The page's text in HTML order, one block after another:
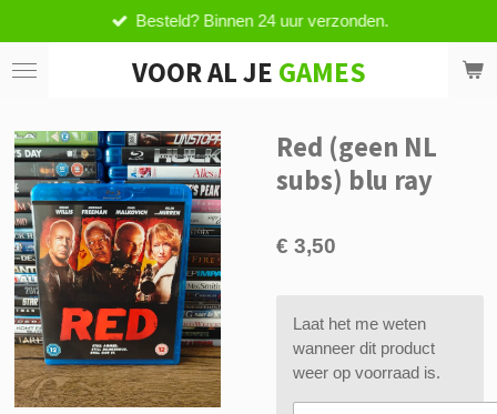
direct
naar
VOOR AL JE GAMES
Besteld? Binnen 24 uur verzonden.
Red (geen NL
subs) blu ray
€ 3,50
Laat het me weten
wanneer dit product
weer op voorraad is.